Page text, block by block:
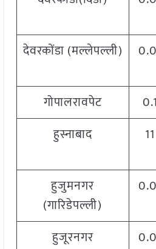
देवरकोंडा (मल्लेपल्ली)
गोपालरावपेट 0.1
हुस्नाबाद
11
हुजुमनगर
(गारिडेपल्ली)
हुजूरनगर